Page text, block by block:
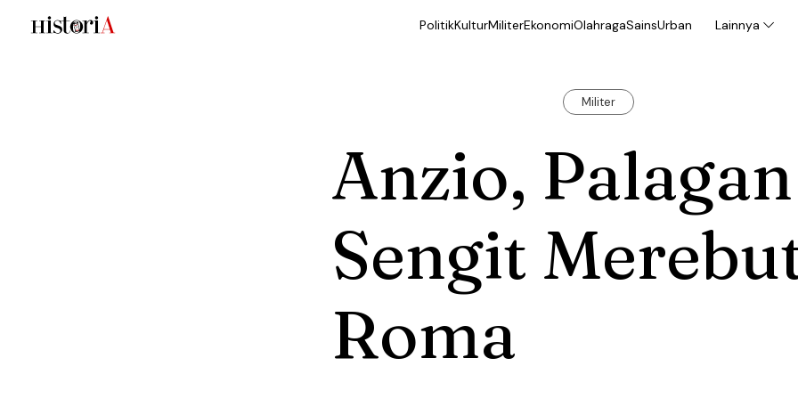
PolitikKulturMiliterEkonomiOlahragaSainsUrban Lainnya
Militer
Anzio, Palagan
Sengit
Roma